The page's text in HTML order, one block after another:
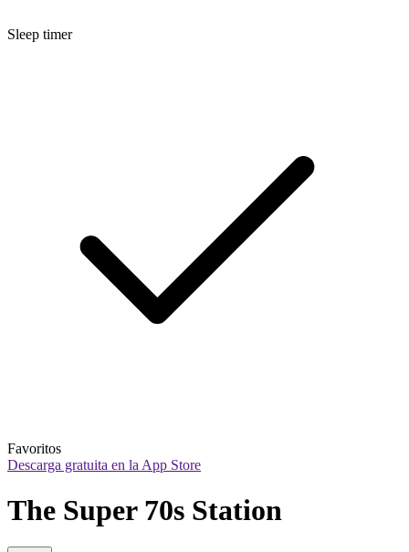
Sleep timer
Favoritos
Descarga gratuita en la App Store
The Super 70s Station